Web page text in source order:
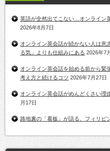
英語が全然出てこない…オンライン
2026年8月7日
オンライン英会話が続かない人は意
る気」よりも仕組みにある 2026年7
オンライン英会話を始める前から緊
考え方と続けるコツ 2026年7月27日
オンライン英会話がめんどくさい理
月17日
路地裏の「看板」が語る、フィリピ